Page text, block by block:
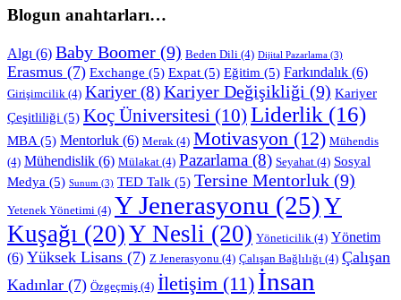
Blogun anahtarları…
Algı (6) Baby Boomer (9) Beden Dili (4) Dijital Pazarlama (3)
Erasmus (7) Exchange (5) Expat (5) Eğitim (5) Farkındalık (6)
Girişimcilik (4) Kariyer(8)Kariyer Değişikliği (9) Kariyer
Çeşitliliği (5) Koç Üniversitesi (10) Liderlik (16)
MBA (5) Mentorluk (6) Merak (4) Motivasyon (12) Mühendis
(4) Mühendislik (6) Mülakat (4) Pazarlama (8) Seyahat (4) Sosyal
Medya (5) Sunum (3) TED Talk (5) Tersine Mentorluk (9)
Yetenek Yönetimi (4) Y Jenerasyonu (25)Y
Kuşağı (20)Y Nesli (20) Yöneticilik (4) Yönetim
(6) Yüksek Lisans (7) Z Jenerasyonu (4) Çalışan Bağlılığı (4) Çalışan
Kadınlar (7) Özgeçmiş (4) İletişim (11) İnsan